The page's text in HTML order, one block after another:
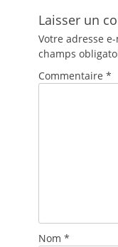
Laisser un
Votre adresse
champs
Commentaire *
Nom *